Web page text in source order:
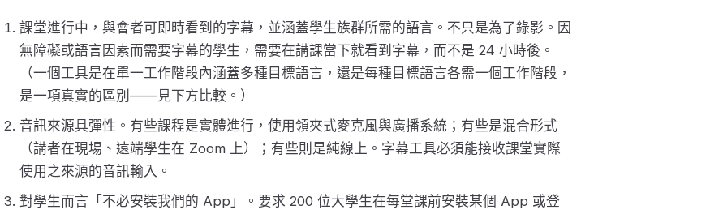
課堂進行中，與會者可即時看到的字幕，並涵蓋學生族群所需的語言。不只是為了錄影。因
無障礙或語言因素而需要字幕的學生，需要在講課當下就看到字幕，而不是 24 小時後。
（一個工具是在單一工作階段內涵蓋多種目標語言，還是每種目標語言各需一個工作階段，
是一項真實的區別——見下方比較。）
音訊來源具彈性。有些課程是實體進行，使用領夾式麥克風與廣播系統；有些是混合形式
（講者在現場、遠端學生在 Zoom 上）；有些則是純線上。字幕工具必須能接收課堂實際
使用之來源的音訊輸入。
對學生而言「不必安裝我們的 App」。要求 200 位大學生在每堂課前安裝某個 App 或登